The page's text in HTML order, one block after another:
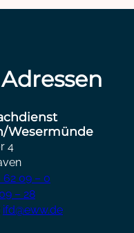
Wesermünde
4
62 09 – 0
– 28
ifd@eww.de